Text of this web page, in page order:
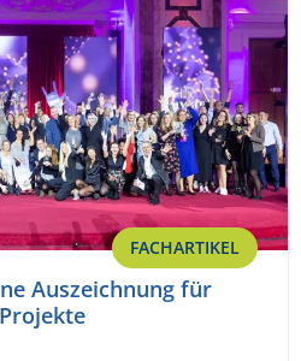
FACHARTIKEL
Auszeichnung für